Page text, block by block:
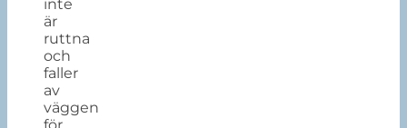
inte
är
ruttna
och
faller
av
väggen